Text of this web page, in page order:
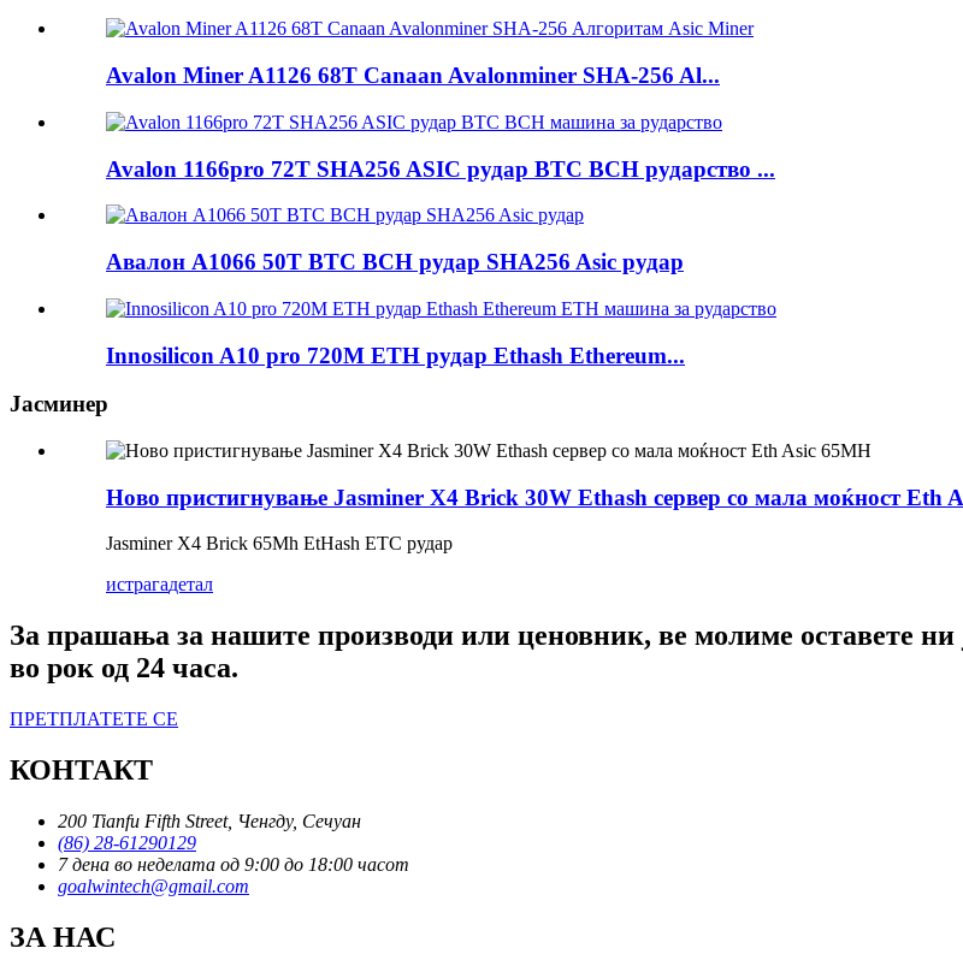
Avalon Miner A1126 68T Canaan Avalonminer SHA-256 Al...
Avalon 1166pro 72T SHA256 ASIC рудар BTC BCH рударство ...
Авалон A1066 50T BTC BCH рудар SHA256 Asic рудар
Innosilicon A10 pro 720M ETH рудар Ethash Ethereum...
Јасминер
Ново пристигнување Jasminer X4 Brick 30W Ethash сервер со мала моќност Eth
Jasminer X4 Brick 65Mh EtHash ETC рудар
истрагадетал
За прашања за нашите производи или ценовник, ве молиме оставете
во рок од 24 часа.
ПРЕТПЛАТЕТЕ СЕ
КОНТАКТ
200 Tianfu Fifth Street, Ченгду, Сечуан
(86) 28-61290129
7 дена во неделата од 9:00 до 18:00 часот
goalwintech@gmail.com
ЗА НАС